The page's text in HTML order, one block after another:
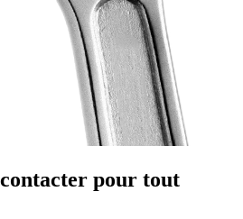
pour tout